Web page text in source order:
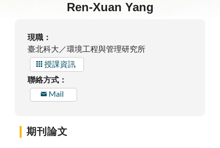
Ren-Xuan Yang
現職：
臺北科大／環境工程與管理研究所
授課資訊
聯絡方式：
Mail
期刊論文